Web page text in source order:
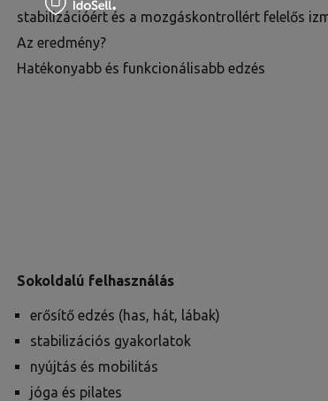
stabilizációért és a mozgáskontrollért felelős
Az eredmény?
Hatékonyabb és funkcionálisabb edzés
Sokoldalú felhasználás
erősítő edzés (has, hát, lábak)
stabilizációs gyakorlatok
nyújtás és mobilitás
jóga és pilates